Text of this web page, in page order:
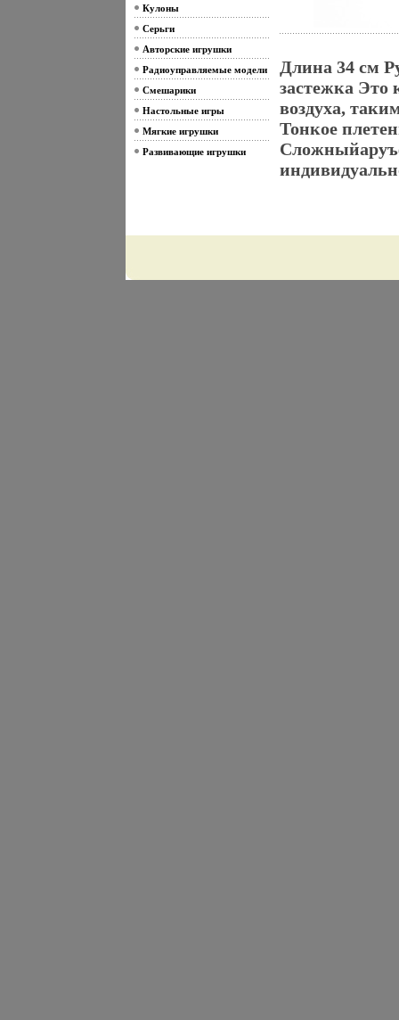
Кулоны
Серьги
Авторские игрушки
Радиоуправляемые модели
Смешарики
Настольные игры
Мягкие игрушки
Развивающие игрушки
Длина 34 см
застежка Это
воздуха,
Тонкое